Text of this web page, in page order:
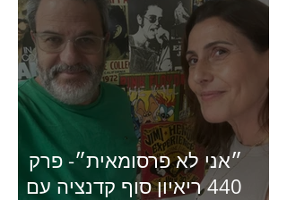
״אני לא פרסומאית״- פרק
440 ריאיון סוף קדנציה עם